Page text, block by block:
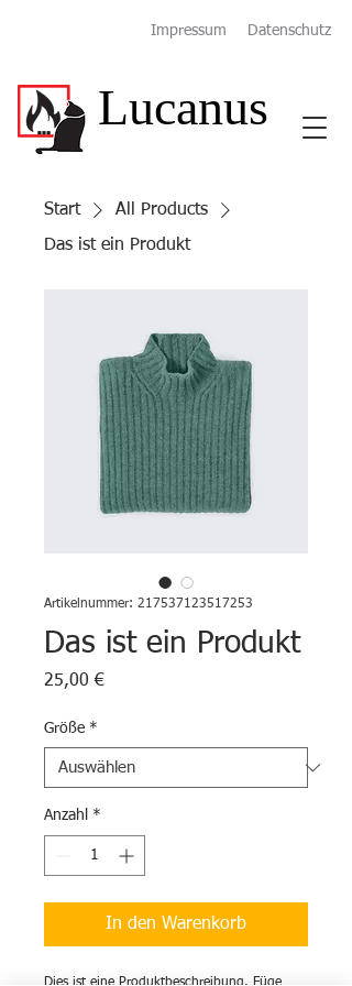
Impressum Datenschutz
Lucanus
Start
All Products
Das ist ein Produkt
Artikelnummer: 217537123517253
Das ist ein Produkt
25,00 €Preis
Größe *
Anzahl *
In den Warenkorb
Dies ist eine Produktbeschreibung. Füge